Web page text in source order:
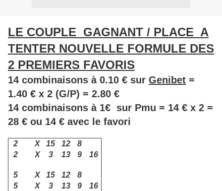
LE COUPLE GAGNANT / PLACE A
TENTER NOUVELLE FORMULE DES
2 PREMIERS FAVORIS
14 combinaisons à 0.10 € sur Genibet =
1.40 € x 2 (G/P) = 2.80 €
14 combinaisons à 1€ sur Pmu = 14 € x 2 =
28 € ou 14 € avec le favori
2 X 15 12
8
2
X 3 13 9 16
5 X 15 12
8
5
X 3 13 9 16